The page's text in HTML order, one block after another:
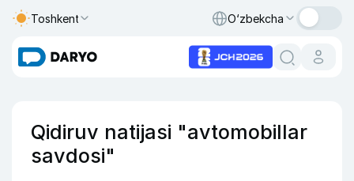
Toshkent O‘zbekcha
Qidiruv natijasi "avtomobillar
savdosi"